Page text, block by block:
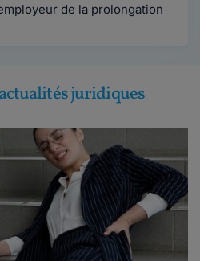
de la prolongation
actualités juridiques